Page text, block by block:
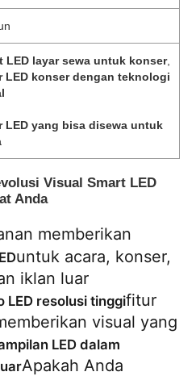
LED layar sewa untuk konser,
LED konser dengan teknologi
LED yang bisa disewa untuk
Visual Smart LED
Anda
memberikan
untuk acara, konser,
iklan luar
LED resolusi tinggifitur
visual yang
LED dalam
Apakah Anda